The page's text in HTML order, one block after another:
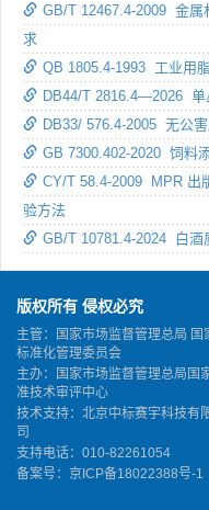
GB/T 12467.4-2009 金属
求
QB 1805.4-1993 工业用
DB44/T 2816.4—2026 单
DB33/ 576.4-2005 无公
GB 7300.402-2020 饲料
CY/T 58.4-2009 MPR 出
验方法
GB/T 10781.4-2024 白酒
版权所有 侵权必究
主管：国家市场监督管理总局 国
标准化管理委员会
主办：国家市场监督管理总局国
准技术审评中心
技术支持：北京中标赛宇科技有
司
支持电话：010-82261054
备案号： 京ICP备18022388号-1